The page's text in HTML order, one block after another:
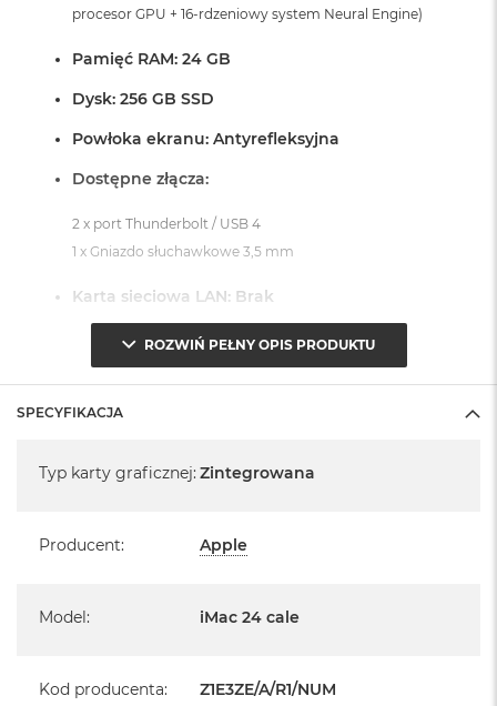
procesor GPU + 16-rdzeniowy system Neural Engine)
Pamięć RAM: 24 GB
Dysk: 256 GB SSD
Powłoka ekranu: Antyrefleksyjna
Dostępne złącza:
2 x port Thunderbolt / USB 4
1 x Gniazdo słuchawkowe 3,5 mm
Karta sieciowa LAN: Brak
System operacyjny macOS Sequoia
- lub nowszy, z darmową aktualizacją.
Pochodzi od polskiego, oficjalnego dystrybutora Apple.
ROZWIŃ PEŁNY OPIS PRODUKTU
SPECYFIKACJA
Typ karty graficznej: Zintegrowana
Producent: Apple
Model: iMac 24 cale
Kod producenta: Z1E3ZE/A/R1/NUM